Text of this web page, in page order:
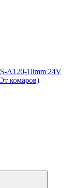
A120-10mm 24V
комаров)